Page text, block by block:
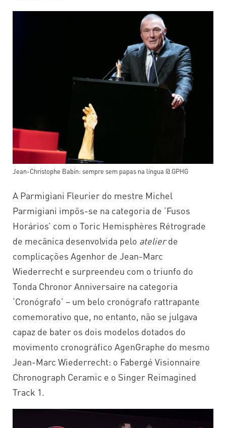
Jean-Christophe Babin: sempre sem papas na língua @ GPHG
A Parmigiani Fleurier do mestre Michel
Parmigiani impôs-se na categoria de ‘Fusos
Horários’ com o Toric Hemisphères Rétrograde
de mecânica desenvolvida pelo atelierde
complicações Agenhor de Jean-Marc
Wiederrecht e surpreendeu com o triunfo do
Tonda Chronor Anniversaire na categoria
‘Cronógrafo’ – um belo cronógrafo rattrapante
comemorativo que, no entanto, não se julgava
capaz de bater os dois modelos dotados do
movimento cronográfico AgenGraphe do mesmo
Jean-Marc Wiederrecht: o Fabergé Visionnaire
Chronograph Ceramic e o Singer Reimagined
Track 1.